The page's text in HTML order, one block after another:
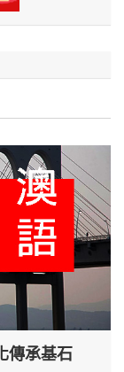
傳承基石